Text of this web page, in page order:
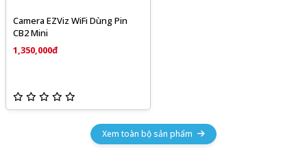
Camera EZViz WiFi Dùng Pin
CB2 Mini
1,350,000đ
Xem toàn bộ sản phẩm